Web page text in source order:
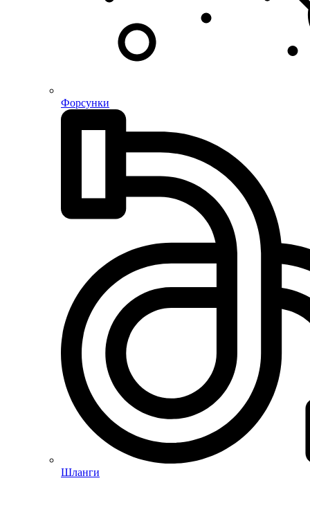
Форсунки
Шланги